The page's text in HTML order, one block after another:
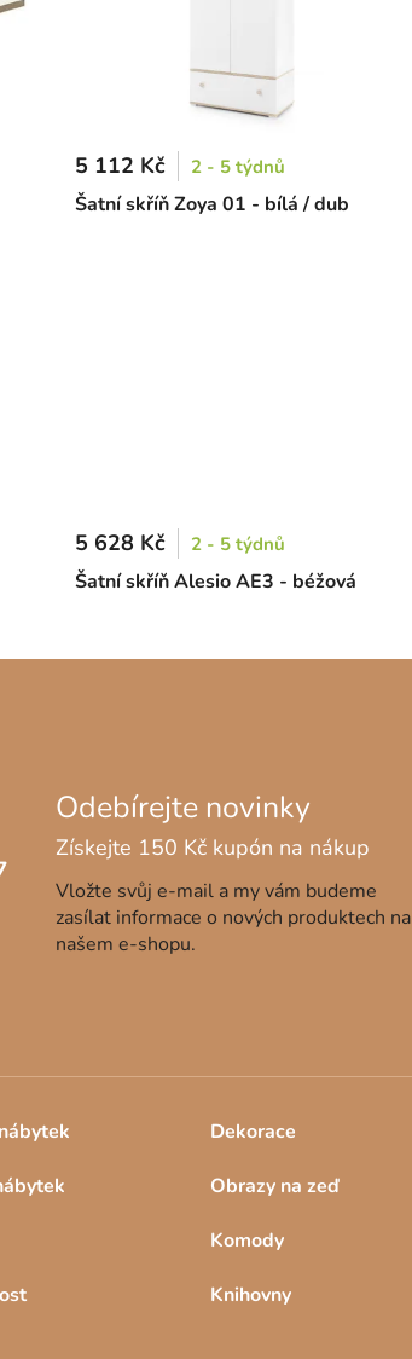
Šatní skříň Zoya 01 - bílá / dub
5 112 Kč 2 - 5 týdnů
Šatní skříň Alesio AE3 - béžová
5 628 Kč 2 - 5 týdnů
Vložte svůj e-mail a my vám budeme
zasílat informace o nových produktech na
našem e-shopu.
Dekorace
Obrazy na zeď
Komody
Knihovny